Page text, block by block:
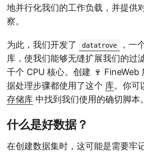
地并行化我们的工作负载，并提供
察。
为此，我们开发了 datatrove
，一
库，使我们能够无缝扩展我们的过
千个 CPU 核心。创建 🍷 FineWeb
据处理步骤都使用了这个 库。你可
存储库 中找到我们使用的确切脚本。
什么是好数据？
在创建数据集时，这可能是需要牢